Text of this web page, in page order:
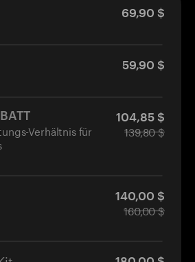
eigenen, selbstverwalteten
innerhalb von 14 Tagen
69,90 $
59,90 $
Verhältnis für
104,85 $
139,80 $
140,00 $
160,00 $